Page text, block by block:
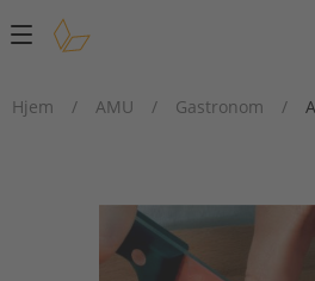
Main
Hjem
/ AMU / Gastronom /